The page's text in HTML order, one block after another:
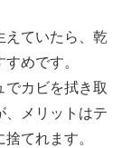
えていたら、乾
めです。
でカビを拭き取
メリットはテ
てれます。